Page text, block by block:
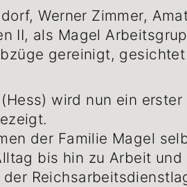
Werner Zimmer,
II, als Magel
gereinigt,
wird nun ein erster
der Familie Magel
bis hin zu Arbeit und